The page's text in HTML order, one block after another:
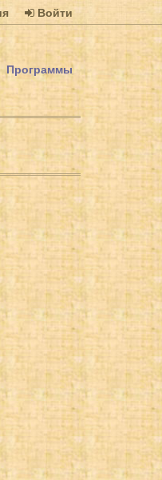
Войти
Программы